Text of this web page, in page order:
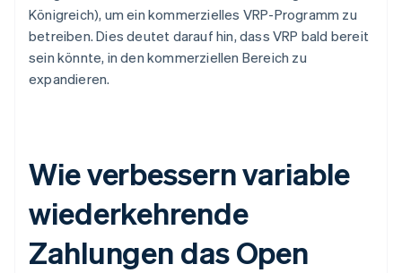
Königreich), um ein kommerzielles VRP-Programm zu
betreiben. Dies deutet darauf hin, dass VRP bald bereit
sein könnte, in den kommerziellen Bereich zu
expandieren.
Wie verbessern variable
wiederkehrende
Zahlungen das Open